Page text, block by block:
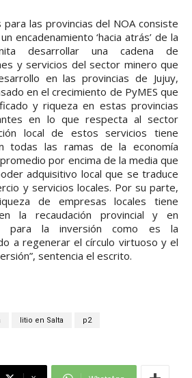
las provincias del NOA consiste
encadenamiento ‘hacia atrás’ de la
desarrollar una cadena de
y servicios del sector minero que
en las provincias de Jujuy,
en el crecimiento de PyMES que
y riqueza en estas provincias
en lo que respecta al sector
local de estos servicios tiene
todas las ramas de la economía
por encima de la media que
adquisitivo local que se traduce
y servicios locales. Por su parte,
de empresas locales tiene
la recaudación provincial y en
para la inversión como es la
a regenerar el círculo virtuoso y el
sentencia el escrito.
litio en Salta p2